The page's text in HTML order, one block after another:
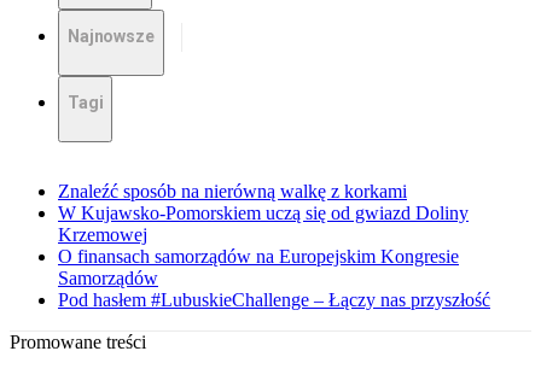
Najnowsze
Tagi
Znaleźć sposób na nierówną walkę z korkami
W Kujawsko-Pomorskiem uczą się od gwiazd Doliny
Krzemowej
O finansach samorządów na Europejskim Kongresie
Samorządów
Pod hasłem #LubuskieChallenge – Łączy nas przyszłość
Promowane treści